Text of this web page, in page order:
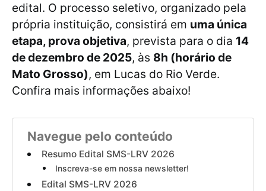
edital. O processo seletivo, organizado pela
própria instituição, consistirá em uma única
etapa, prova objetiva, prevista para o dia 14
de dezembro de 2025, às 8h (horário de
Mato Grosso), em Lucas do Rio Verde.
Confira mais informações abaixo!
Navegue pelo conteúdo
Resumo Edital SMS-LRV 2026
Inscreva-se em nossa newsletter!
Edital SMS-LRV 2026